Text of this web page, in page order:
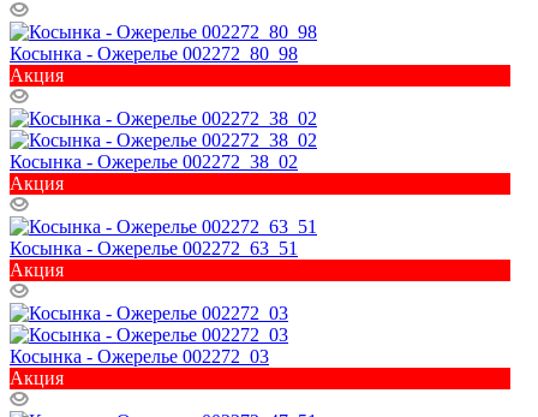
Косынка - Ожерелье 002272_80_98
Акция
Косынка - Ожерелье 002272_38_02
Акция
Косынка - Ожерелье 002272_63_51
Акция
Косынка - Ожерелье 002272_03
Акция